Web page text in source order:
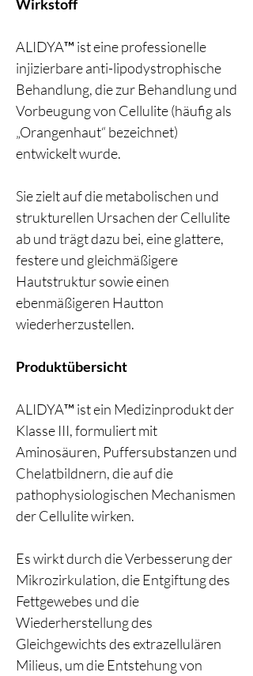
Wirkstoff
ALIDYA™ ist eine professionelle
injizierbare anti-lipodystrophische
Behandlung, die zur Behandlung und
Vorbeugung von Cellulite (häufig als
„Orangenhaut“ bezeichnet)
entwickelt wurde.
Sie zielt auf die metabolischen und
strukturellen Ursachen der Cellulite
ab und trägt dazu bei, eine glattere,
festere und gleichmäßigere
Hautstruktur sowie einen
ebenmäßigeren Hautton
wiederherzustellen.
Produktübersicht
ALIDYA™ ist ein Medizinprodukt der
Klasse III, formuliert mit
Aminosäuren, Puffersubstanzen und
Chelatbildnern, die auf die
pathophysiologischen Mechanismen
der Cellulite wirken.
Es wirkt durch die Verbesserung der
Mikrozirkulation, die Entgiftung des
Fettgewebes und die
Wiederherstellung des
Gleichgewichts des extrazellulären
Milieus, um die Entstehung von